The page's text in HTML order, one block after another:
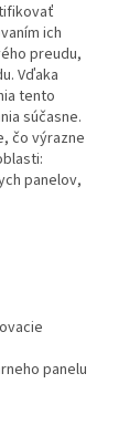
ich
preudu,
Vďaka
tento
súčasne.
čo výrazne
panelov,
panelu